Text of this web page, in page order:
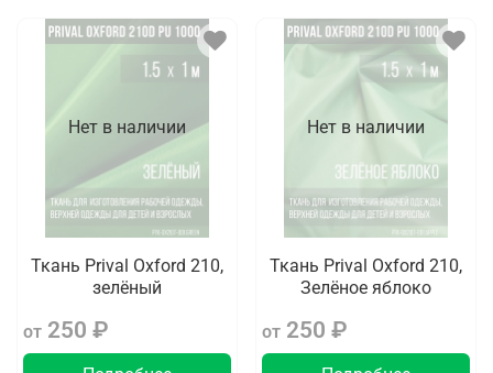
Нет в наличии
Ткань Prival Oxford 210,
зелёный
от250 ₽
Нет в наличии
Ткань Prival Oxford 210,
Зелёное яблоко
от250 ₽